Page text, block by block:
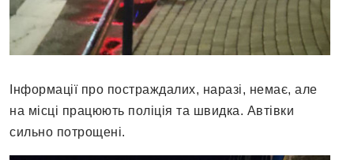
Інформації про постраждалих, наразі, немає, але
на місці працюють поліція та швидка. Автівки
сильно потрощені.